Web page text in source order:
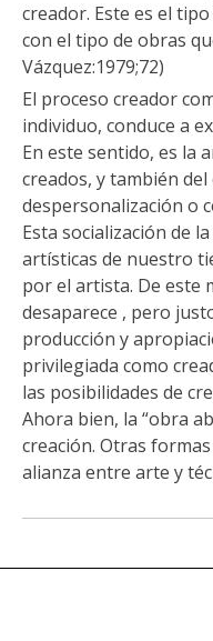
creador. Este es el
con el tipo de obras
Vázquez:1979;72)
El proceso creador
individuo, conduce a
En este sentido, es la
creados, y también
despersonalización o
Esta socialización de
artísticas de nuestro
por el artista. De este
desaparece , pero
producción y
privilegiada como
las posibilidades de
Ahora bien, la “obra
creación. Otras
alianza entre arte y